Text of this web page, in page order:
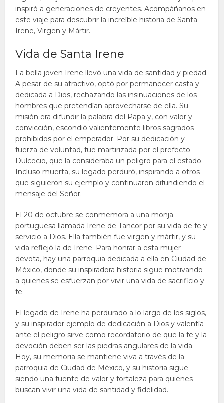
inspiró a generaciones de creyentes. Acompáñanos en
este viaje para descubrir la increíble historia de Santa
Irene, Virgen y Mártir.
Vida de Santa Irene
La bella joven Irene llevó una vida de santidad y piedad.
A pesar de su atractivo, optó por permanecer casta y
dedicada a Dios, rechazando las insinuaciones de los
hombres que pretendían aprovecharse de ella. Su
misión era difundir la palabra del Papa y, con valor y
convicción, escondió valientemente libros sagrados
prohibidos por el emperador. Por su dedicación y
fuerza de voluntad, fue martirizada por el prefecto
Dulcecio, que la consideraba un peligro para el estado.
Incluso muerta, su legado perduró, inspirando a otros
que siguieron su ejemplo y continuaron difundiendo el
mensaje del Señor.
El 20 de octubre se conmemora a una monja
portuguesa llamada Irene de Tancor por su vida de fe y
servicio a Dios. Ella también fue virgen y mártir, y su
vida reflejó la de Irene. Para honrar a esta mujer
devota, hay una parroquia dedicada a ella en Ciudad de
México, donde su inspiradora historia sigue motivando
a quienes se esfuerzan por vivir una vida de sacrificio y
fe.
El legado de Irene ha perdurado a lo largo de los siglos,
y su inspirador ejemplo de dedicación a Dios y valentía
ante el peligro sirve como recordatorio de que la fe y la
devoción deben ser las piedras angulares de la vida.
Hoy, su memoria se mantiene viva a través de la
parroquia de Ciudad de México, y su historia sigue
siendo una fuente de valor y fortaleza para quienes
buscan vivir una vida de santidad y fidelidad.